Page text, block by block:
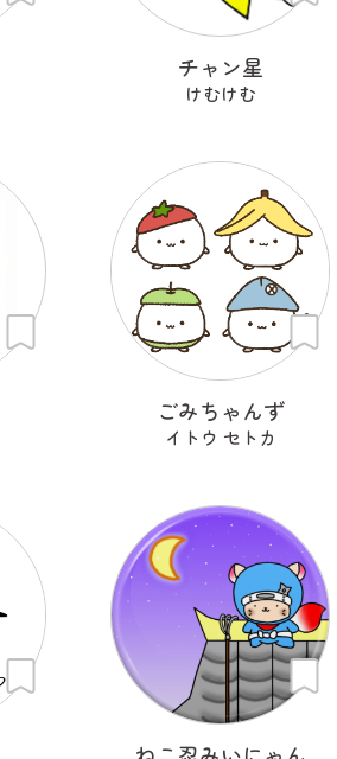
チャン星
けむけむ
ごみちゃんず
イトウ セトカ